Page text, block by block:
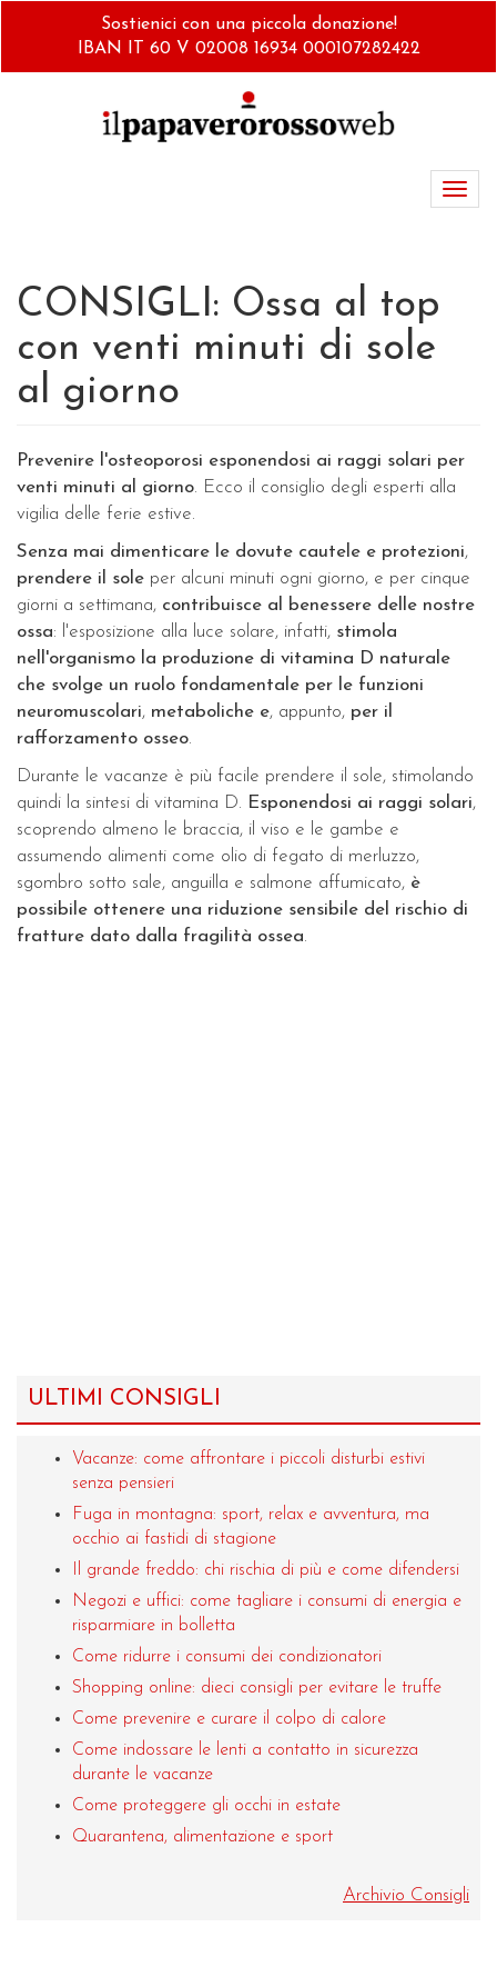
Sostienici con una piccola donazione!
IBAN IT 60 V 02008 16934 000107282422
CONSIGLI: Ossa al top
con venti minuti di sole
al giorno
Prevenire l'osteoporosi esponendosi ai raggi solari per
venti minuti al giorno. Ecco il consiglio degli esperti alla
vigilia delle ferie estive.
Senza mai dimenticare le dovute cautele e protezioni,
prendere il sole per alcuni minuti ogni giorno, e per cinque
giorni a settimana, contribuisce al benessere delle nostre
ossa: l'esposizione alla luce solare, infatti, stimola
nell'organismo la produzione di vitamina D naturale
che svolge un ruolo fondamentale per le funzioni
neuromuscolari, metaboliche e, appunto, per il
rafforzamento osseo.
Durante le vacanze è più facile prendere il sole, stimolando
quindi la sintesi di vitamina D. Esponendosi ai raggi solari,
scoprendo almeno le braccia, il viso e le gambe e
assumendo alimenti come olio di fegato di merluzzo,
sgombro sotto sale, anguilla e salmone affumicato, è
possibile ottenere una riduzione sensibile del rischio di
fratture dato dalla fragilità ossea.
ULTIMI CONSIGLI
Vacanze: come affrontare i piccoli disturbi estivi
senza pensieri
Fuga in montagna: sport, relax e avventura, ma
occhio ai fastidi di stagione
Il grande freddo: chi rischia di più e come difendersi
Negozi e uffici: come tagliare i consumi di energia e
risparmiare in bolletta
Come ridurre i consumi dei condizionatori
Shopping online: dieci consigli per evitare le truffe
Come prevenire e curare il colpo di calore
Come indossare le lenti a contatto in sicurezza
durante le vacanze
Come proteggere gli occhi in estate
Quarantena, alimentazione e sport
Archivio Consigli